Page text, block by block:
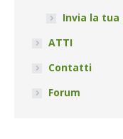
Invia la tua
ATTI
Contatti
Forum